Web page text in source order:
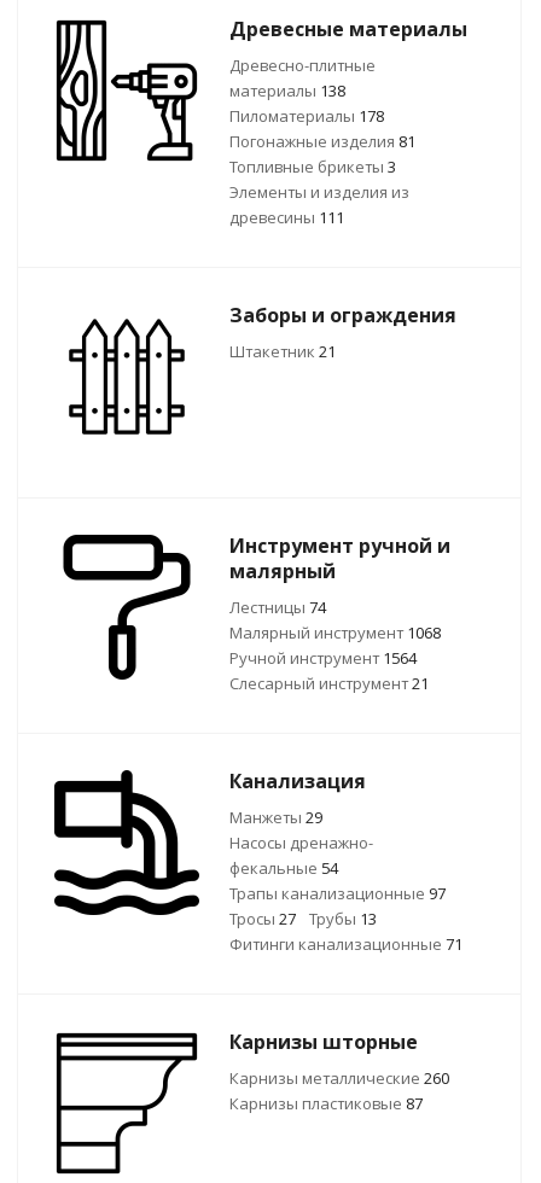
Древесные материалы
Древесно-плитные
материалы 138
Пиломатериалы 178
Погонажные изделия 81
Топливные брикеты 3
Элементы и изделия из
древесины 111
Заборы и ограждения
Штакетник 21
Инструмент ручной и
малярный
Лестницы 74
Малярный инструмент1068
Ручной инcтрумент1564
Слесарный инструмент21
Канализация
Манжеты 29
Насосы дренажно-
фекальные 54
Трапы канализационные 97
Тросы 27 Трубы 13
Фитинги канализационные 71
Карнизы шторные
Карнизы металлические 260
Карнизы пластиковые 87